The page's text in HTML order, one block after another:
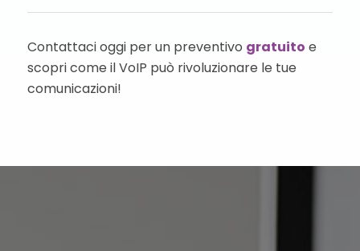
Contattaci oggi per un preventivo gratuito e
scopri come il VoIP può rivoluzionare le tue
comunicazioni!